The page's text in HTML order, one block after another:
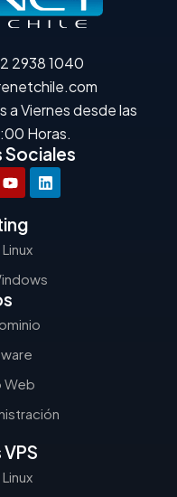
2938 1040
a Viernes desde las
Horas.
Sociales
Web